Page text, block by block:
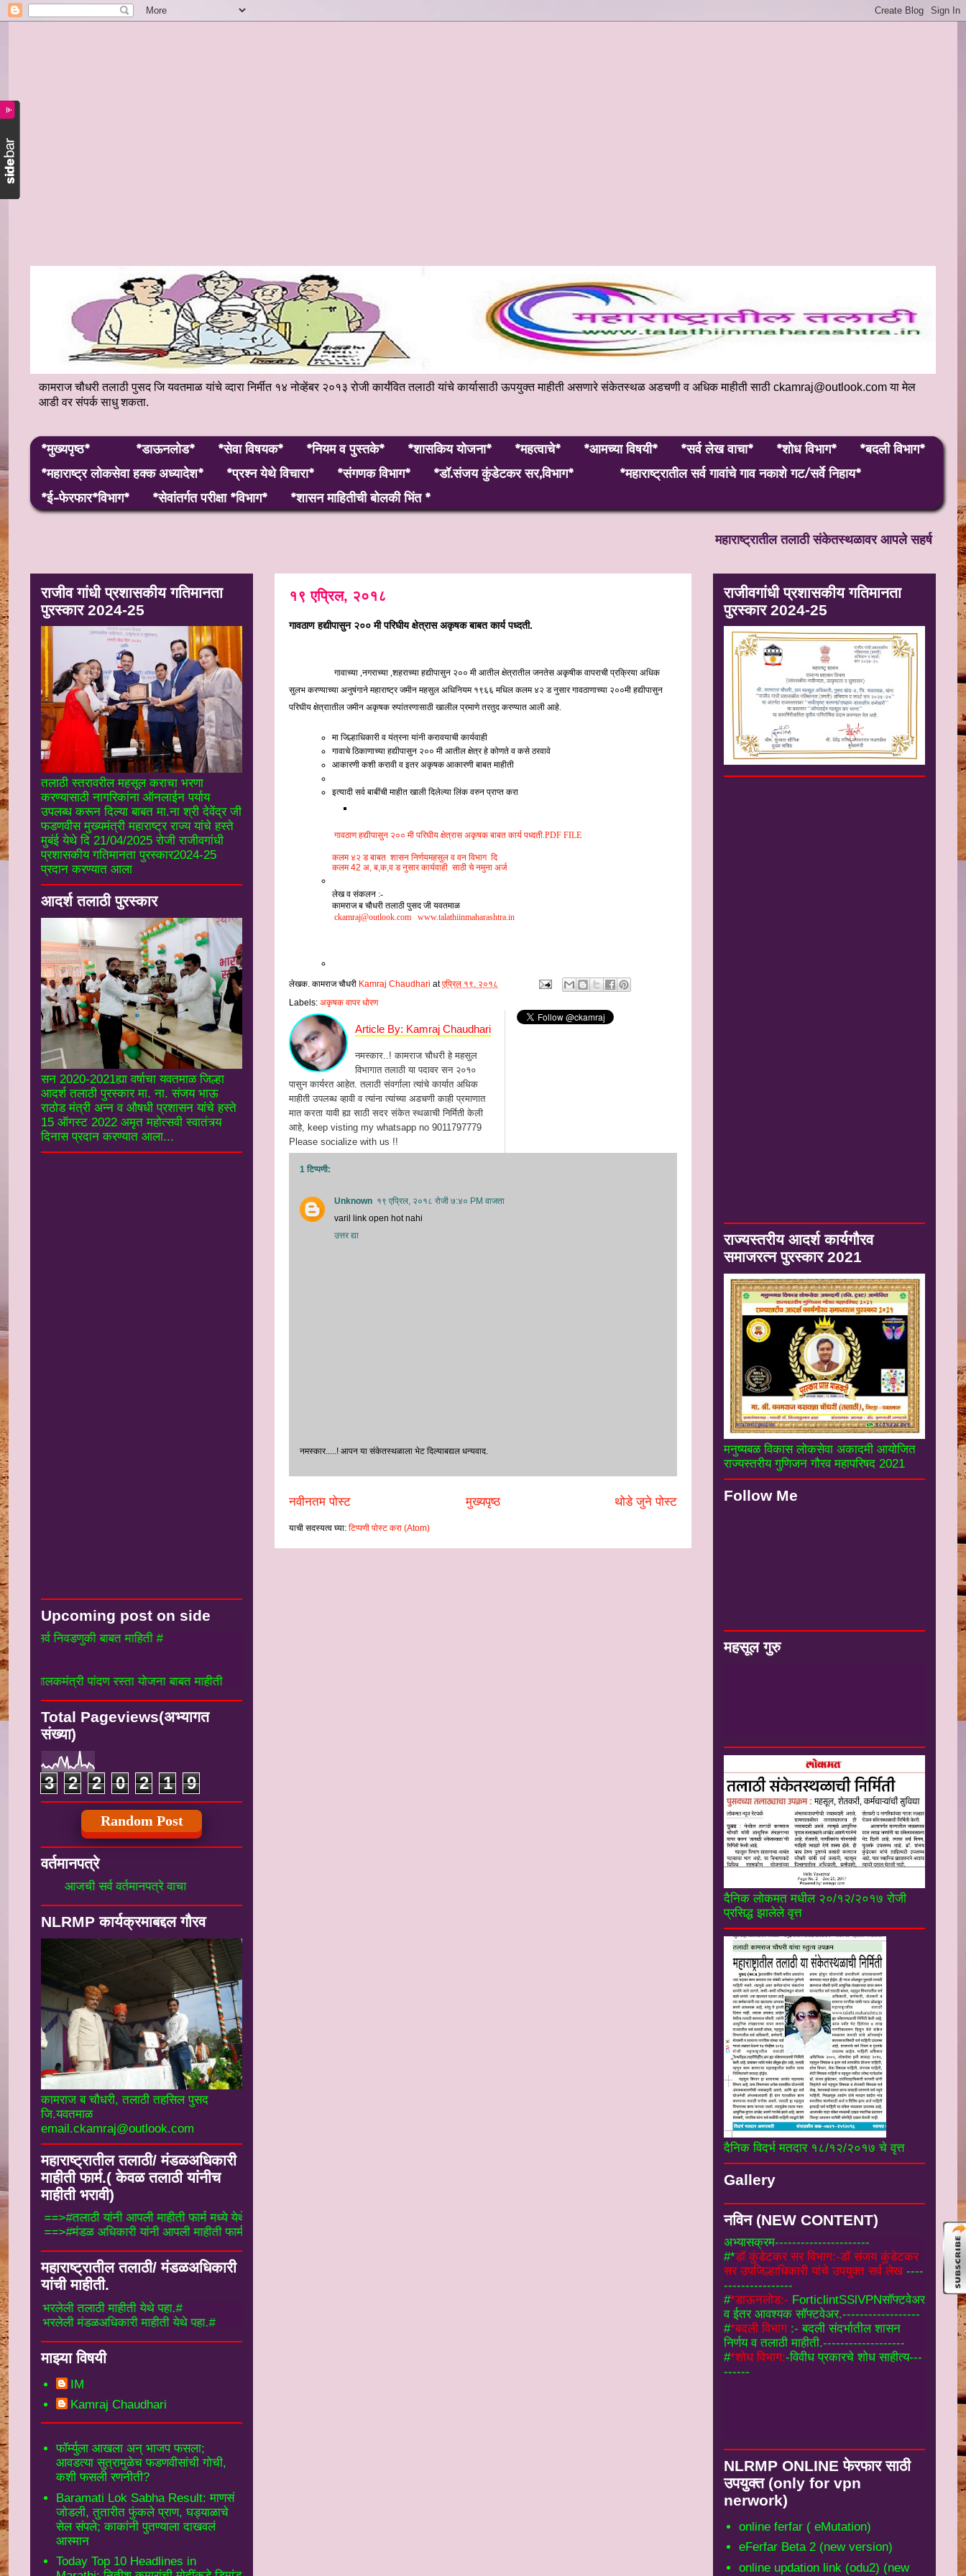
कामराज चौधरी तलाठी पुसद जि यवतमाळ यांचे व्दारा निर्मीत १४ नोव्हेंबर २०१३ रोजी कार्यंवित तलाठी यांचे कार्यासाठी ऊपयुक्त माहीती असणारे संकेतस्थळ अडचणी व अधिक माहीती साठी ckamraj@outlook.com या मेल
आडी वर संपर्क साधु शकता.
*मुख्यपृष्ठ* *डाऊनलोड* *सेवा विषयक* *नियम व पुस्तके* *शासकिय योजना* *महत्वाचे* *आमच्या विषयी* *सर्व लेख वाचा* *शोध विभाग*
*बदली विभाग*
*महाराष्ट्र लाेकसेवा हक्क अध्यादेश*
*प्रश्न येथे विचारा* *संगणक विभाग* *डॉ.संजय कुंडेटकर सर,विभाग*
*महाराष्ट्रातील सर्व गावांचे गाव नकाशे गट/सर्वे निहाय*
*ई-फेरफार*विभाग*
*सेवांतर्गत परीक्षा *विभाग* *शासन माहितीची बोलकी भिंत *
महाराष्ट्रातील तलाठी संकेतस्थळावर आपले सहर्ष स्वागत!
१९ एप्रिल, २०१८
गावठाण हद्यीपासुन २०० मी परिघीय क्षेत्रास अकृषक बाबत कार्य पध्दती.
गावाच्या ,नगराच्या ,शहराच्या हद्यीपासुन २०० मी आतील क्षेत्रातील जनतेस अकृषीक वापराची प्रक्रिया अधिक
सुलभ करण्याच्या अनुषंगाने महाराष्ट्र जमीन महसुल अधिनियम १९६६ मधिल कलम ४२ ड नुसार गावठाणाच्या २००मी हद्यीपासुन
परिघीय क्षेत्राातील जमीन अकृषक रुपांतरणासाठी खालील प्रमाणे तरतुद करण्यात आली आहे.
मा जिल्हाधिकारी व यंत्रना यांनी करावयाची कार्यवाही
गावाचे ठिकाणाच्या हद्यीपासुन २०० मी आतील क्षेत्र हे कोणते व कसे ठरवावे
आकारणी कशी करावी व इतर अकृषक आकारणी बाबत माहीती
इत्यादी सर्व बाबींची माहीत खाली दिलेल्या लिंक वरुन प्राप्त करा
गावठाण हद्यीपासुन २०० मी परिघीय क्षेत्रास अकृषक बाबत कार्य पध्दती.PDF FILE
कलम ४२ ड बाबत शासन निर्णयमहसुल व वन विभाग दि
कलम 42 अ, ब,क,व ड नुसार कार्यवाही साठी चे नमुना अर्ज
लेख व संकलन :-
कामराज ब चौधरी तलाठी पुसद जी यवतमाळ
ckamraj@outlook.com
www.talathiinmaharashtra.in
लेखक. कामराज चौधरी Kamraj Chaudhari atएप्रिल १९, २०१८
Labels: अकृषक वापर धोरण
Article By: Kamraj Chaudhari
नमस्कार..! कामराज चौधरी हे महसुल
विभागात तलाठी या पदावर सन २०१०
पासुन कार्यरत आहेत. तलाठी संवर्गाला त्यांचे कार्यात अधिक
माहीती उपलब्ध व्हावी व त्यांना त्यांच्या अडचणी काही प्रमाणात
मात करता यावी ह्या साठी सदर संकेत स्थळाची निर्मिती केली
आहे, keep visting my whatsapp no 9011797779
Please socialize with us !!
1 टिप्पणी:
Unknown १९ एप्रिल, २०१८ रोजी ७:४० PM वाजता
varil link open hot nahi
उत्तर द्या
नमस्‍कार.....! आपन या संकेतस्थळाला भेट दिल्‍याबद्यल धन्‍यवाद.
नवीनतम पोस्ट थोडे जुने पोस्ट
मुख्यपृष्ठ
याची सदस्यत्व घ्या: टिप्पणी पोस्ट करा (Atom)
राजीव गांधी प्रशासकीय गतिमानता
पुरस्कार 2024-25
तलाठी स्तरावरील महसूल कराचा भरणा
करण्यासाठी नागरिकांना ऑनलाईन पर्याय
उपलब्ध करून दिल्या बाबत मा.ना श्री देवेंद्र जी
फडणवीस मुख्यमंत्री महाराष्ट्र राज्य यांचे हस्ते
मुबंई येथे दि 21/04/2025 रोजी राजीवगांधी
प्रशासकीय गतिमानता पुरस्कार2024-25
प्रदान करण्यात आला
आदर्श तलाठी पुरस्कार
सन 2020-2021ह्या वर्षाचा यवतमाळ जिल्हा
आदर्श तलाठी पुरस्कार मा. ना. संजय भाऊ
राठोड मंत्री अन्न व औषधी प्रशासन यांचे हस्ते
15 ऑगस्ट 2022 अमृत महोत्सवी स्वातंत्र्य
दिनास प्रदान करण्यात आला...
Upcoming post on side
निवडणुकी बाबत माहिती #
पांदण रस्ता योजना बाबत माहीती
Total Pageviews(अभ्यागत
संख्या)
3 2 2 0 2 1 9
Random Post
वर्तमानपत्रे
आजची सर्व वर्तमानपत्रे वाचा
NLRMP कार्यक्रमाबद्दल गौरव
कामराज ब चौधरी, तलाठी तहसिल पुसद
जि.यवतमाळ
email.ckamraj@outlook.com
महाराष्ट्रातील तलाठी/ मंडळअधिकारी
माहीती फार्म.( केवळ तलाठी यांनीच
माहीती भरावी)
==>#तलाठी यांनी आपली माहीती फार्म मध्ये येथे भरा.#
==>#मंडळ अधिकारी यांनी आपली माहीती फार्म मध्ये येथे भरा.#
महाराष्ट्रातील तलाठी/ मंडळअधिकारी
यांची माहीती.
तलाठी माहीती येथे पहा.#
मंडळअधिकारी माहीती येथे पहा.#
माझ्या विषयी
IM
Kamraj Chaudhari
फॉर्म्युला आखला अन् भाजप फसला;
आवडत्या सुत्रामुळेच फडणवीसांची गोची,
कशी फसली रणनीती?
Baramati Lok Sabha Result: माणसं
जोडली, तुतारीत फुंकले प्राण, घड्याळाचे
सेल संपले; काकांनी पुतण्याला दाखवलं
आस्मान
Today Top 10 Headlines in
राजीवगांधी प्रशासकीय गतिमानता
पुरस्कार 2024-25
राज्यस्तरीय आदर्श कार्यगौरव
समाजरत्न पुरस्कार 2021
मनुष्यबळ विकास लोकसेवा अकादमी आयोजित
राज्यस्तरीय गुणिजन गौरव महापरिषद 2021
Follow Me
महसूल गुरु
चॅनल----------------------
दैनिक लोकमत मधील २०/१२/२०१७ रोजी
प्रसिद्ध झालेले वृत्त
दैनिक विदर्भ मतदार १८/१२/२०१७ चे वृत्त
Gallery
नविन (NEW CONTENT)
तलाठी संवर्गातील विभागीय
दुय्यम व महसुल अहर्ता परिक्षा माहीती व
अभ्यासक्रम----------------------
#*डॉ कुंडेटकर सर विभाग:-डॉ संजय कुंडेटकर
सर उपजिल्हाधिकारी यांचे उपयुक्त सर्व लेख
----------------
#*डाऊनलोड:-ForticlintSSlVPNसॉफ्टवेअर
व ईतर आवश्यक सॉफ्टवेअर.------------------
#*बदली विभाग:- बदली संदर्भातील शासन
निर्णय व तलाठी माहीती.-------------------
#*शोध विभाग:-विवीध प्रकारचे शोध साहीत्य---
------
NLRMP ONLINE फेरफार साठी
उपयुक्‍त (only for vpn
nerwork)
online ferfar ( eMutation)
eFerfar Beta 2 (new version)
online updation link (odu2) (new